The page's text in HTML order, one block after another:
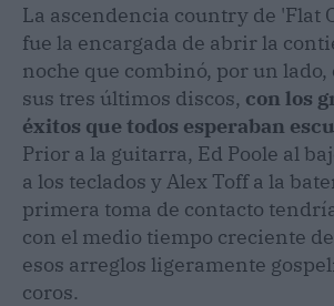
La ascendencia country de 'Flat
fue la encargada de abrir la
noche que combinó, por un lado,
sus tres últimos discos, con los
éxitos que todos esperaban
Prior a la guitarra, Ed Poole al
a los teclados y Alex Toff a la
primera toma de contacto
con el medio tiempo creciente
esos arreglos ligeramente
coros.